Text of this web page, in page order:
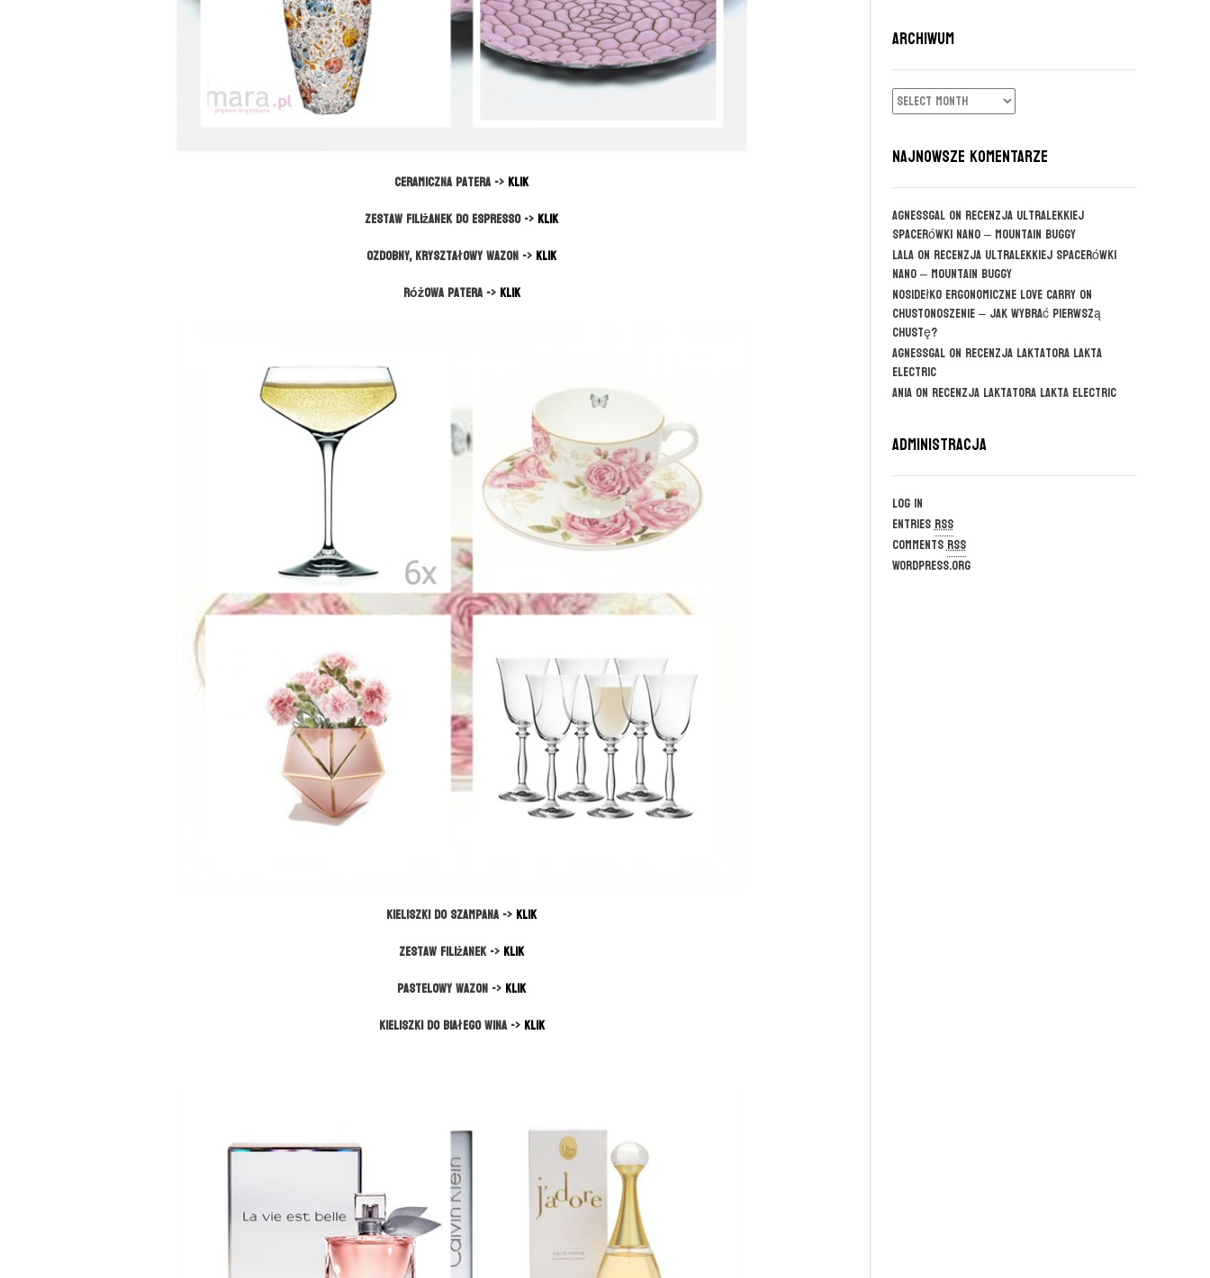
Ceramiczna patera -> KLIK
Zestaw filiżanek do espresso -> KLIK
Ozdobny, kryształowy wazon -> KLIK
Różowa patera -> KLIK
Kieliszki do szampana -> KLIK
Zestaw filiżanek -> KLIK
Pastelowy wazon -> KLIK
Kieliszki do białego wina -> KLIK
ARCHIWUM
ARCHIWUM
NAJNOWSZE KOMENTARZE
agnessgalon Recenzja ultralekkiej
spacerówki Nano – Mountain Buggy
Lalaon Recenzja ultralekkiej spacerówki
Nano – Mountain Buggy
Nosidełko ergonomiczne Love Carryon
CHUSTONOSZENIE – jak wybrać pierwszą
chustę?
agnessgalon Recenzja laktatora Lakta
Electric
Aniaon Recenzja laktatora Lakta Electric
Administracja
Log in
EntriesRSS
CommentsRSS
WordPress.org